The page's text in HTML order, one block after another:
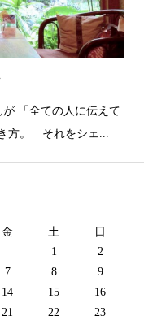
「全ての人に伝えて
方。 それをシェ...
金 土
日
1
2
7 8
9
14 15
16
21 22
23